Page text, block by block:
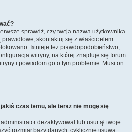
sprawdź, czy twoja nazwa użytkownika
skontaktuj się z właścicielem
Istnieje też prawdopodobieństwo,
witryny, na której znajduje się forum.
i powiadom go o tym problemie. Musi on
czas temu, ale teraz nie mogę się
dezaktywował lub usunął twoje
rozmiar bazy danych, cyklicznie usuwa